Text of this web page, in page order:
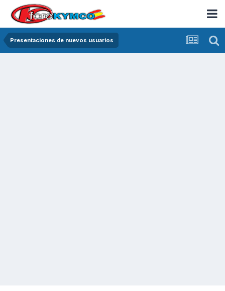
Presentaciones de nuevos usuarios